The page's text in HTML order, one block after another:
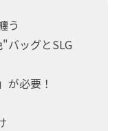
う
バッグとSLG
が必要！